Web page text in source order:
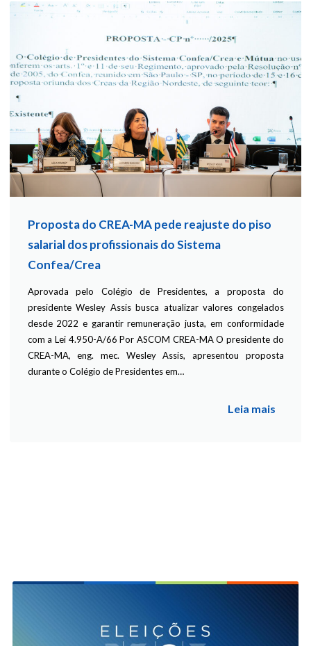
Proposta do CREA-MA pede reajuste do piso
salarial dos profissionais do Sistema
Confea/Crea
Aprovada pelo Colégio de Presidentes, a proposta do
presidente Wesley Assis busca atualizar valores congelados
desde 2022 e garantir remuneração justa, em conformidade
com a Lei 4.950-A/66 Por ASCOM CREA-MA O presidente do
CREA-MA, eng. mec. Wesley Assis, apresentou proposta
durante o Colégio de Presidentes em…
Leia mais